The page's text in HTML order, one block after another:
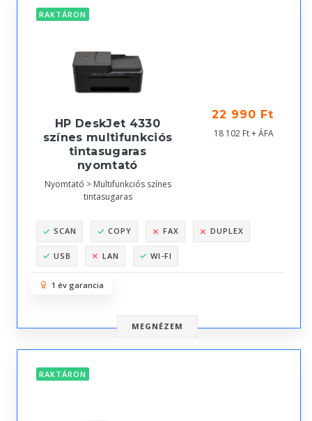
RAKTÁRON
HP DeskJet 4330
színes multifunkciós
tintasugaras
nyomtató
Nyomtató > Multifunkciós színes
tintasugaras
22 990 Ft
18 102 Ft + ÁFA
SCAN COPY FAX DUPLEX
USB LAN WI-FI
1 év garancia
MEGNÉZEM
RAKTÁRON